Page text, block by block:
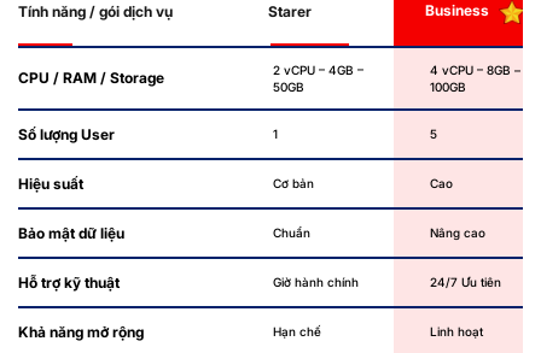
Tính năng / gói dịch vụ Starer Business
CPU / RAM / Storage
2 vCPU – 4GB –
50GB
4 vCPU – 8GB –
100GB
Số lượng User 1 5
Hiệu suất Cơ bản Cao
Bảo mật dữ liệu Chuẩn Nâng cao
Hỗ trợ kỹ thuật Giờ hành chính 24/7 Ưu tiên
Khả năng mở rộng Hạn chế Linh hoạt